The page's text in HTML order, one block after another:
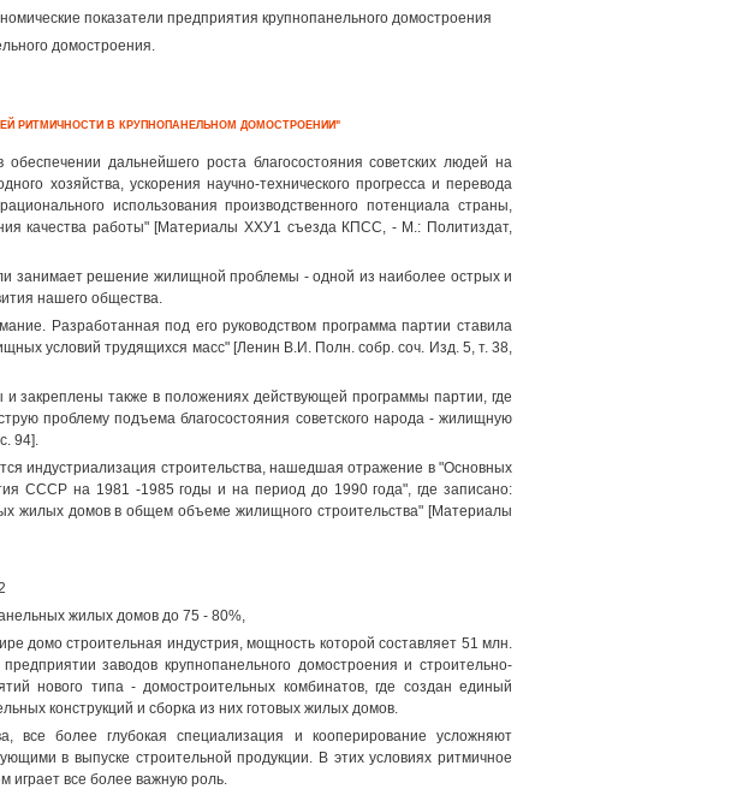
показатели предприятия крупнопанельного домостроения
домостроения.
РИТМИЧНОСТИ В КРУПНОПАНЕЛЬНОМ ДОМОСТРОЕНИИ"
дальнейшего роста благосостояния советских людей на
хозяйства, ускорения научно-технического прогресса и перевода
использования производственного потенциала страны,
качества работы" [Материалы ХХУ1 съезда КПСС, - М.: Политиздат,
занимает решение жилищной проблемы - одной из наиболее острых и
нашего общества.
Разработанная под его руководством программа партии ставила
условий трудящихся масс" [Ленин В.И. Полн. собр. соч. Изд. 5, т. 38,
закреплены также в положениях действующей программы партии, где
проблему подъема благосостояния советского народа - жилищную
94].
индустриализация строительства, нашедшая отражение в "Основных
СССР на 1981 -1985 годы и на период до 1990 года", где записано:
жилых домов в общем объеме жилищного строительства" [Материалы
жилых домов до 75 - 80%,
домо строительная индустрия, мощность которой составляет 51 млн.
заводов крупнопанельного домостроения и строительно-
нового типа - домостроительных комбинатов, где создан единый
конструкций и сборка из них готовых жилых домов.
все более глубокая специализация и кооперирование усложняют
в выпуске строительной продукции. В этих условиях ритмичное
играет все более важную роль.